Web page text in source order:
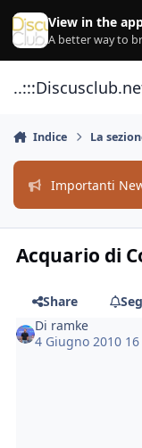
Vai al contenuto
View in the
A better way to
Indice La
Importanti
Acquario di
Share
Di ramke
4 Giugno 2010